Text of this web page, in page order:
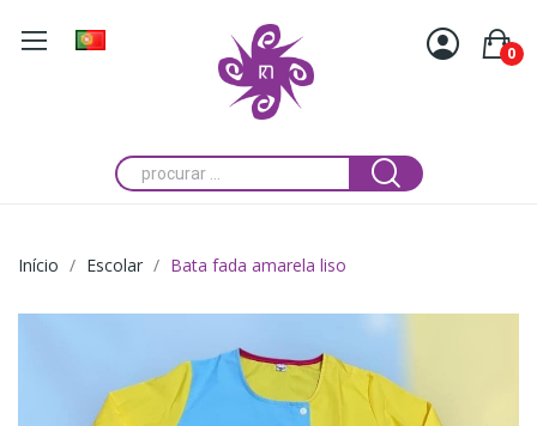
0
Início Escolar Bata fada amarela liso